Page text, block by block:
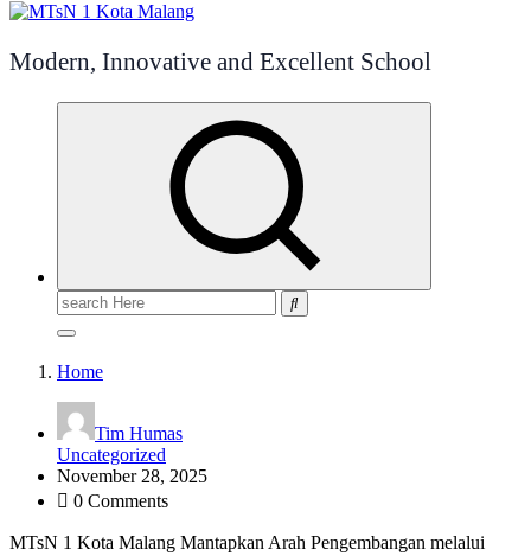
Modern, Innovative and Excellent School
Search
for:
Home
Tim Humas
Uncategorized
November 28, 2025
0 Comments
MTsN 1 Kota Malang Mantapkan Arah Pengembangan melalui